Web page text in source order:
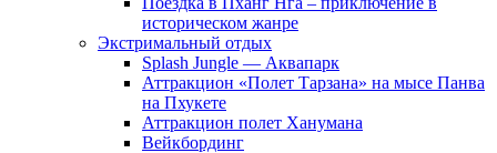
историческом жанре
Экстримальный отдых
Splash Jungle — Аквапарк
Аттракцион «Полет Тарзана» на мысе Панва
на Пхукете
Аттракцион полет Ханумана
Вейкбординг